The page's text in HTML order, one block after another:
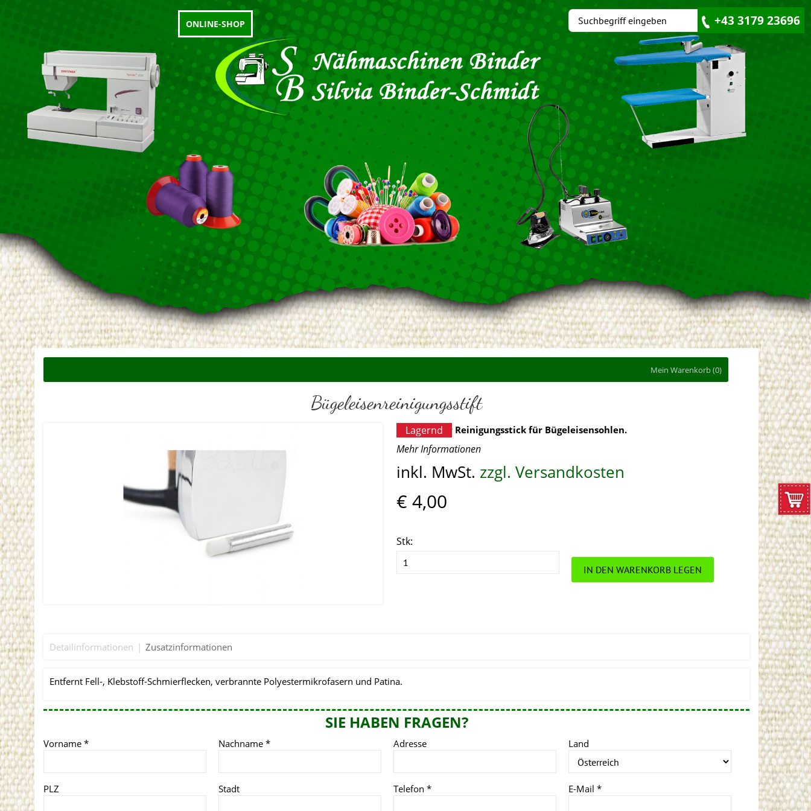
+43 3179 23696
ONLINE-SHOP
ZUM
Mein Warenkorb(0)
Bügeleisenreinigungsstift
Lagernd
Universeller Reinigungsstick für Bügeleisensohlen.
Mehr Informationen
inkl. MwSt. zzgl. Versandkosten
€ 4,00
Stk:
IN DEN WARENKORB LEGEN
Detailinformationen Zusatzinformationen
Entfernt Fell-, Klebstoff-Schmierflecken, verbrannte Polyestermikrofasern und Patina.
SIE HABEN FRAGEN?
Vorname * Nachname * Adresse Land
PLZ Stadt Telefon * E-Mail *